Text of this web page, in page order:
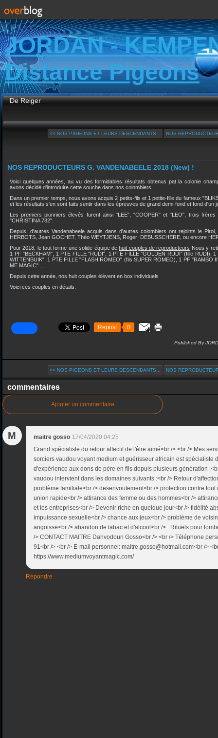
JORDAN -
Distance Pigeons
De Reiger
<< NOS PIGEONS ET LEURS DESCENDANTS... NOS
NOS REPRODUCTEURS G. VANDENABEELE 2018 (New) !
Voici quelques années, au vu des formidables résultats obtenus pat la colonie
avons décidé d'introduire cette souche dans nos colombiers.
Dans un premier temps, nous avons acquis 2 petits-fils et 1 petite-fille du fameux
et les résultats s'en sont faits sentir dans les épreuves de grand demi-fond et fond d'un
Les premiers pionniers élevés furent ainsi "LEE", "COOPER" et "LEO", trois
"CHRISTINA 782".
Depuis, d'autres Vandenabeele acquis dans d'autres colombiers ont rejoints le
HERBOTS, Jean GOCHET, Théo WEYTJENS, Roger DEBUSSCHERE, ou encore
Pour 2018, le tout forme une solide équipe dehuit couples de reproducteurs Nous y
1 PF "BECKHAM", 1 PTE FILLE "RUDI", 1 PTE FILLE "GOLDEN RUDI" (fille RUDI),
WITTENBUIK", 1 PTE FILLE "FLASH ROMEO" (fils SUPER ROMEO), 1 PF "RAMBO
ME MAGIC" ...
Depuis cette année, nos huit couples élèvent en box individuels
Voici ces couples en détails:
Repost 0
Published By
<< NOS PIGEONS ET LEURS DESCENDANTS... NOS
commentaires
Ajouter un commentaire
M maitre gosso 17/04/2020 04:25
Grand spécialiste du retour affectif de l'être aimé<br /> <br /> Mes
sorciers vaudou voyant medium et guérisseur africain est spécialiste
d'expérience aux dons de père en fils depuis plusieurs génération
vaudou intervient dans les domaines suivants :<br /> Retour
problème familiale<br /> desenvoutement<br /> protection contre
union rapide<br /> attirance des femme ou des hommes<br />
et les entreprises<br /> Devenir riche en quelque jour<br /> fidélité
impuissance sexuelle<br /> chance aux jeux<br /> problème de
angoisse<br /> abandon de tabac et d'alcool<br /> . Rituels pour
/> CONTACT MAITRE Dahvodoun Gosso<br /> <br /> Téléphone
91<br /> <br /> E-mail personnel: maitre.gosso@hotmail.com<br />
https://www.mediumvoyantmagic.com/
Répondre